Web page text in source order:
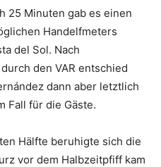
25 Minuten gab es einen
Handelfmeters
del Sol. Nach
den VAR entschied
dann aber letztlich
Fall für die Gäste.
Hälfte beruhigte sich die
vor dem Halbzeitpfiff kam